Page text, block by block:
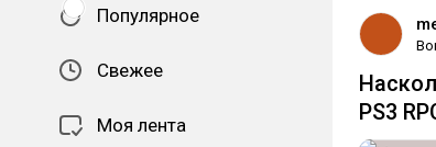
Популярное
Свежее
Моя лента
PS3